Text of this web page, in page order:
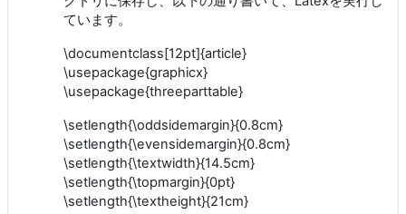
ています。
\documentclass[12pt]{article}
\usepackage{graphicx}
\usepackage{threeparttable}
\setlength{\oddsidemargin}{0.8cm}
\setlength{\evensidemargin}{0.8cm}
\setlength{\textwidth}{14.5cm}
\setlength{\topmargin}{0pt}
\setlength{\textheight}{21cm}